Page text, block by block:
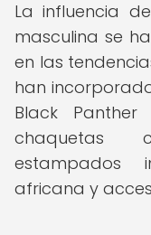
La influencia
masculina se
en las
han
Black
chaquetas
estampados
africana y